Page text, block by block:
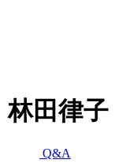
林田律子
Q&A